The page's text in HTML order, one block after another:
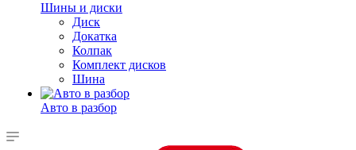
Шины и диски
Диск
Докатка
Колпак
Комплект дисков
Шина
Авто в разбор